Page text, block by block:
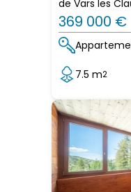
de Vars les
369 000 €
7.5 m2